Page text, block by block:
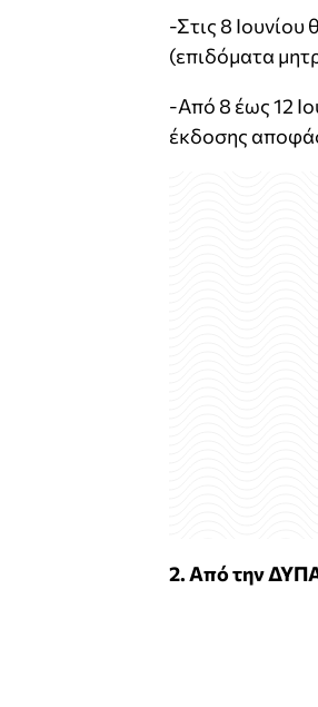
-Στις 8
(επιδόματα
-Από 8 έως 12
έκδοσης
2. Από την ΔΥΠΑ